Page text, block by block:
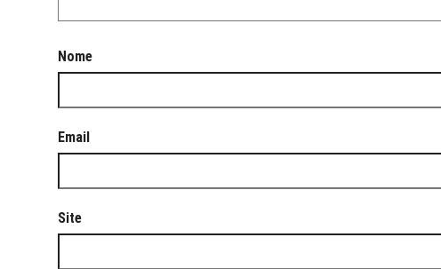
Nome
Email
Site